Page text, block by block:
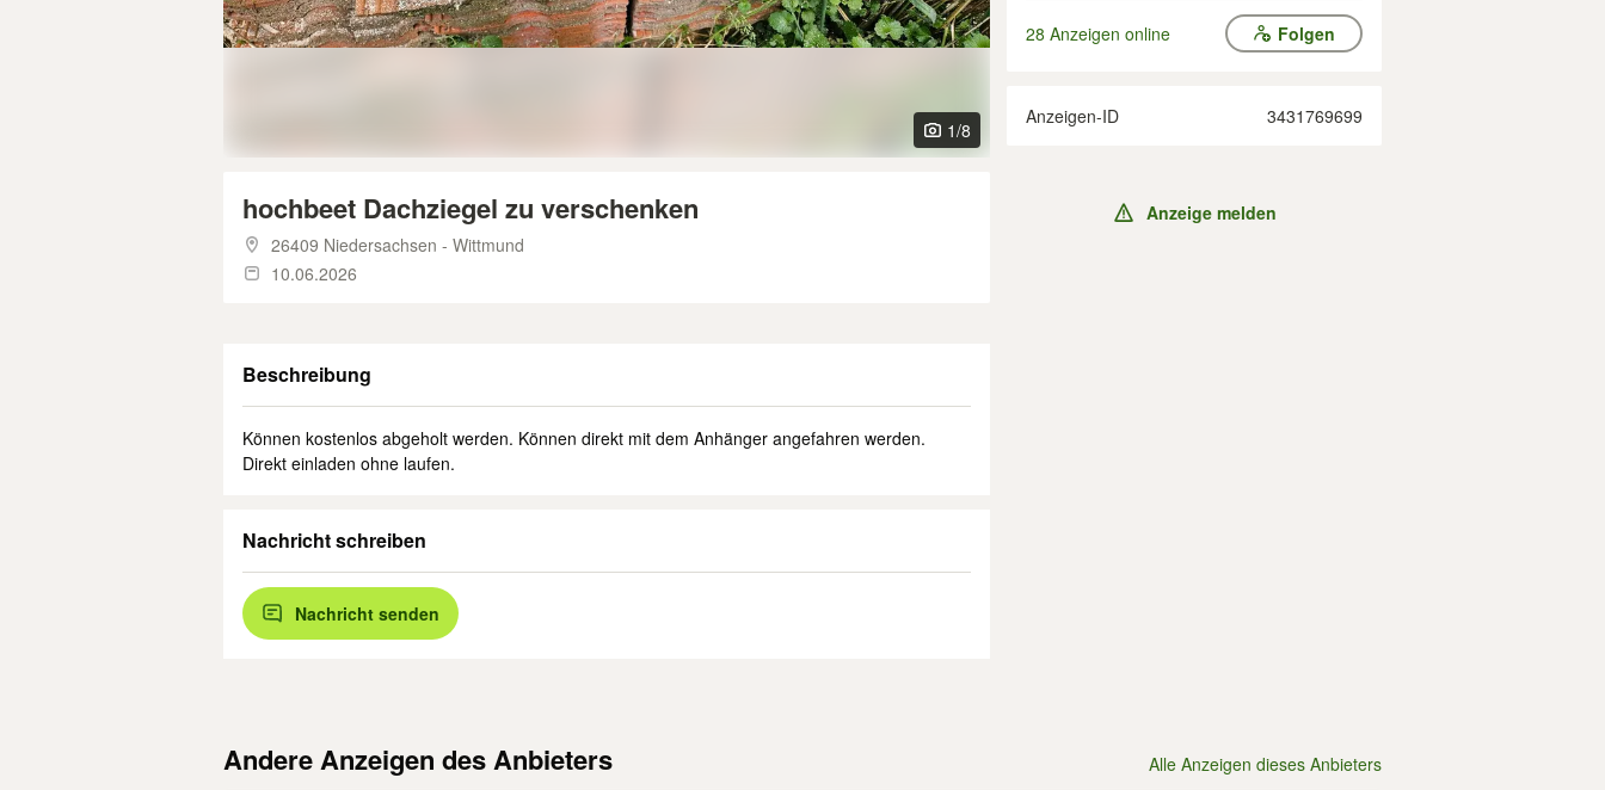
1/8
hochbeet Dachziegel zu verschenken
26409 Niedersachsen - Wittmund
10.06.2026
Beschreibung
Können kostenlos abgeholt werden. Können direkt mit dem Anhänger angefahren werden.
Direkt einladen ohne laufen.
Nachricht schreiben
Nachricht senden
28 Anzeigen online Folgen
Anzeigen-ID 3431769699
Anzeige melden
Andere Anzeigen des Anbieters Alle Anzeigen dieses Anbieters